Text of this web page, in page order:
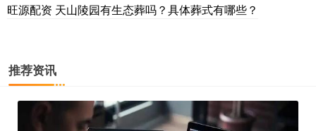
旺源配资 天山陵园有生态葬吗？具体葬式有哪些？
推荐资讯